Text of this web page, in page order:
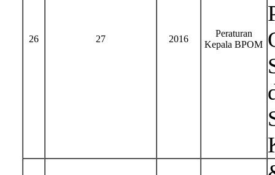
26 27 2016
Peraturan
Kepala BPOM